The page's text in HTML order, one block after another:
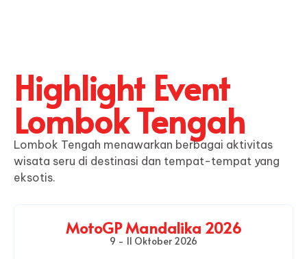
Highlight Event
Lombok Tengah
Lombok Tengah menawarkan berbagai aktivitas
wisata seru di destinasi dan tempat-tempat yang
eksotis.
MotoGP Mandalika 2026
9 - 11 Oktober 2026